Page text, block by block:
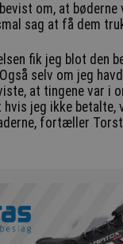
om, at bøderne
sag at få dem
fik jeg blot den
selv om jeg
at tingene var i
hvis jeg ikke betalte,
fortæller